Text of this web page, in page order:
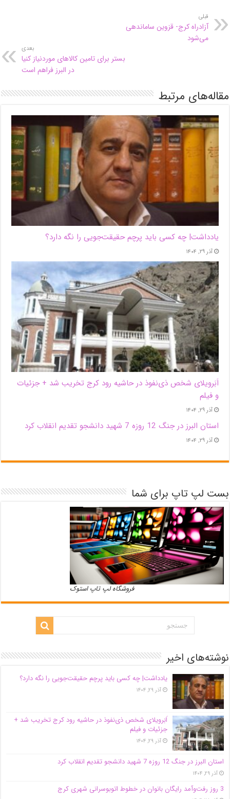
قبلی
آزادراه کرج- قزوین ساماندهی
می‌شود
بعدی
بستر برای تامین کالاهای موردنیاز کنیا
در البرز فراهم است
مقاله‌های مرتبط
یادداشت| ‌چه کسی باید پرچم حقیقت‌جویی را نگه دارد؟
آذر ۲۹, ۱۴۰۴
اَبَر‌ویلای شخص ذی‌نفوذ در حاشیه‌ رود کرج تخریب شد + جزئیات
و فیلم
آذر ۲۹, ۱۴۰۴
استان البرز در جنگ 12 روزه 7 شهید دانشجو تقدیم انقلاب کرد
آذر ۲۹, ۱۴۰۴
بست لپ تاپ برای شما
فروشگاه لپ تاپ استوک
نوشته‌های اخیر
یادداشت| ‌چه کسی باید پرچم حقیقت‌جویی را نگه دارد؟
آذر ۲۹, ۱۴۰۴
اَبَر‌ویلای شخص ذی‌نفوذ در حاشیه‌ رود کرج تخریب شد +
جزئیات و فیلم
آذر ۲۹, ۱۴۰۴
استان البرز در جنگ 12 روزه 7 شهید دانشجو تقدیم انقلاب کرد
آذر ۲۹, ۱۴۰۴
3 روز رفت‌وآمد رایگان بانوان در خطوط اتوبوسرانی شهری کرج